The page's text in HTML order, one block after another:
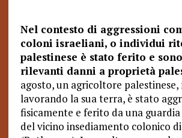
Nel contesto di aggressioni
coloni israeliani, o individui
palestinese è stato ferito e
rilevanti danni a proprietà
agosto, un agricoltore
lavorando la sua terra, è stato
fisicamente e ferito da una guardia
del vicino insediamento colonico di